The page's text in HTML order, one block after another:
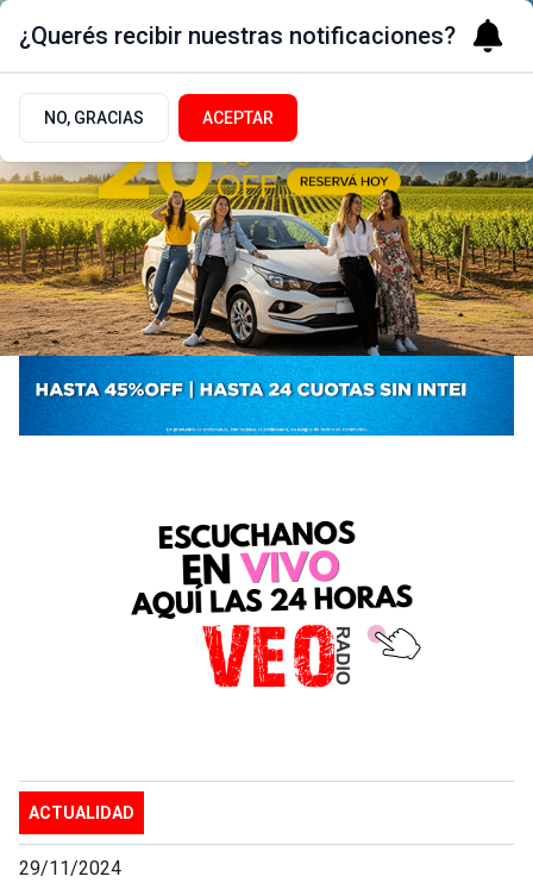
ACTUALIDAD
29/11/2024
¿Querés recibir nuestras notificaciones?
NO, GRACIAS ACEPTAR